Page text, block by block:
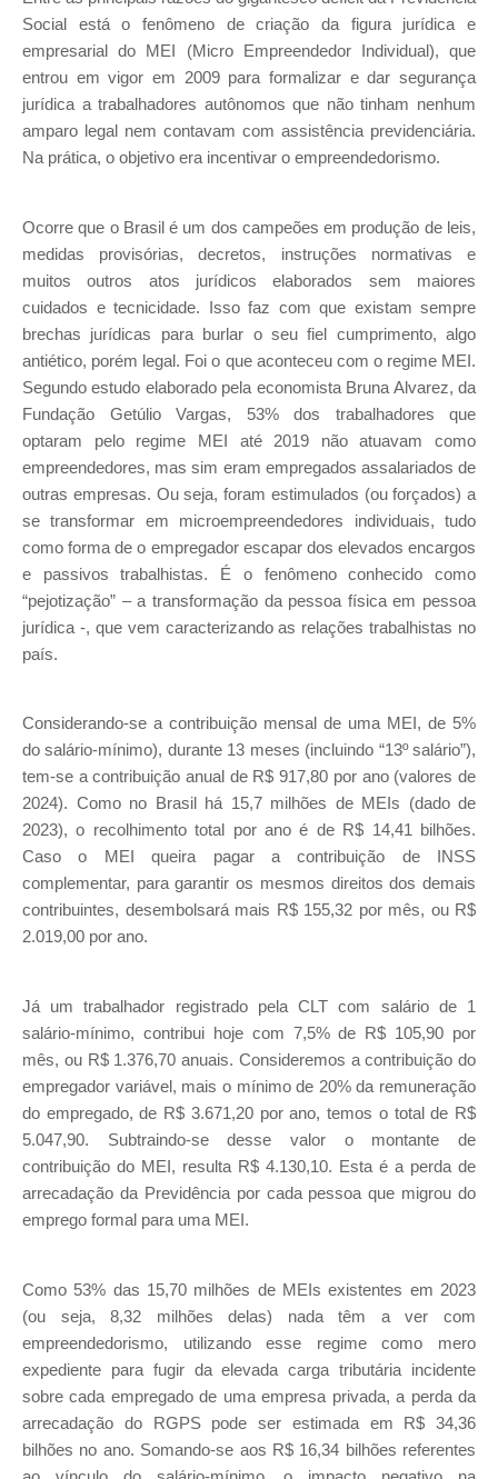
Social está o fenômeno de criação da figura jurídica e
empresarial do MEI (Micro Empreendedor Individual), que
entrou em vigor em 2009 para formalizar e dar segurança
jurídica a trabalhadores autônomos que não tinham nenhum
amparo legal nem contavam com assistência previdenciária.
Na prática, o objetivo era incentivar o empreendedorismo.
Ocorre que o Brasil é um dos campeões em produção de leis,
medidas provisórias, decretos, instruções normativas e
muitos outros atos jurídicos elaborados sem maiores
cuidados e tecnicidade. Isso faz com que existam sempre
brechas jurídicas para burlar o seu fiel cumprimento, algo
antiético, porém legal. Foi o que aconteceu com o regime MEI.
Segundo estudo elaborado pela economista Bruna Alvarez, da
Fundação Getúlio Vargas, 53% dos trabalhadores que
optaram pelo regime MEI até 2019 não atuavam como
empreendedores, mas sim eram empregados assalariados de
outras empresas. Ou seja, foram estimulados (ou forçados) a
se transformar em microempreendedores individuais, tudo
como forma de o empregador escapar dos elevados encargos
e passivos trabalhistas. É o fenômeno conhecido como
“pejotização” – a transformação da pessoa física em pessoa
jurídica -, que vem caracterizando as relações trabalhistas no
país.
Considerando-se a contribuição mensal de uma MEI, de 5%
do salário-mínimo), durante 13 meses (incluindo “13º salário”),
tem-se a contribuição anual de R$ 917,80 por ano (valores de
2024). Como no Brasil há 15,7 milhões de MEIs (dado de
2023), o recolhimento total por ano é de R$ 14,41 bilhões.
Caso o MEI queira pagar a contribuição de INSS
complementar, para garantir os mesmos direitos dos demais
contribuintes, desembolsará mais R$ 155,32 por mês, ou R$
2.019,00 por ano.
Já um trabalhador registrado pela CLT com salário de 1
salário-mínimo, contribui hoje com 7,5% de R$ 105,90 por
mês, ou R$ 1.376,70 anuais. Consideremos a contribuição do
empregador variável, mais o mínimo de 20% da remuneração
do empregado, de R$ 3.671,20 por ano, temos o total de R$
5.047,90. Subtraindo-se desse valor o montante de
contribuição do MEI, resulta R$ 4.130,10. Esta é a perda de
arrecadação da Previdência por cada pessoa que migrou do
emprego formal para uma MEI.
Como 53% das 15,70 milhões de MEIs existentes em 2023
(ou seja, 8,32 milhões delas) nada têm a ver com
empreendedorismo, utilizando esse regime como mero
expediente para fugir da elevada carga tributária incidente
sobre cada empregado de uma empresa privada, a perda da
arrecadação do RGPS pode ser estimada em R$ 34,36
bilhões no ano. Somando-se aos R$ 16,34 bilhões referentes